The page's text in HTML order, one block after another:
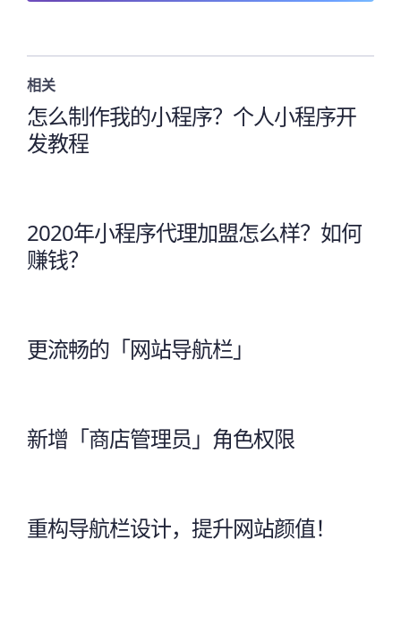
相关
怎么制作我的小程序？个人小程序开
发教程
2020年小程序代理加盟怎么样？如何
赚钱？
更流畅的「网站导航栏」
新增「商店管理员」角色权限
重构导航栏设计，提升网站颜值！